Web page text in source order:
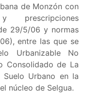
de Monzón con
prescripciones
29/5/06 y normas
entre las que se
Urbanizable No
Consolidado de La
Urbano en la
núcleo de Selgua.